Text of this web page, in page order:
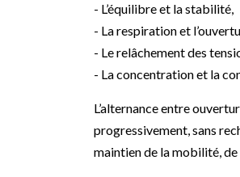
- L’équilibre et la stabilité,
- La respiration et
- Le relâchement des
- La concentration et la
L’alternance entre
progressivement, sans
maintien de la mobilité,